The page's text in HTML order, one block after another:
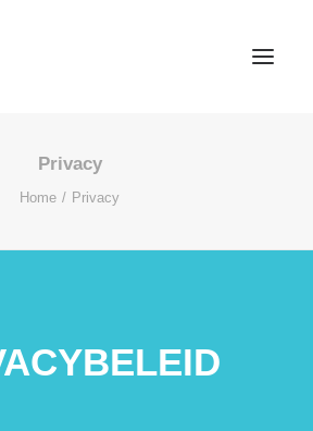
Privacy
Home Privacy